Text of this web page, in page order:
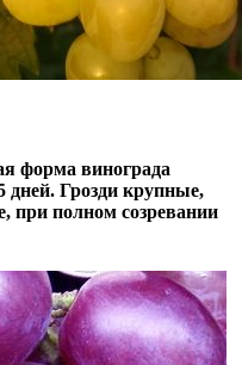
винограда
дней. Грозди крупные,
при полном созревании